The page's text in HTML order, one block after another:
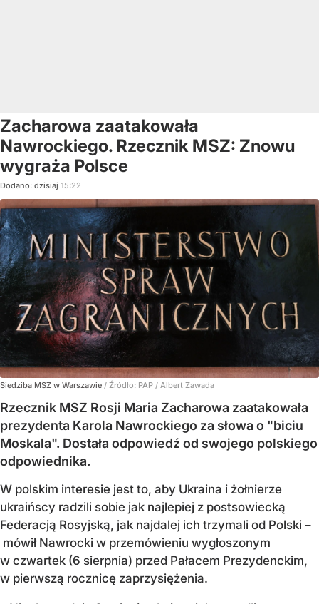
Zacharowa zaatakowała
Nawrockiego. Rzecznik MSZ: Znowu
wygraża Polsce
Dodano: dzisiaj 15:22
Siedziba MSZ w Warszawie / Źródło: PAP / Albert Zawada
Rzecznik MSZ Rosji Maria Zacharowa zaatakowała
prezydenta Karola Nawrockiego za słowa o "biciu
Moskala". Dostała odpowiedź od swojego polskiego
odpowiednika.
W polskim interesie jest to, aby Ukraina i żołnierze
ukraińscy radzili sobie jak najlepiej z postsowiecką
Federacją Rosyjską, jak najdalej ich trzymali od Polski –
mówił Nawrocki w przemówieniu wygłoszonym
w czwartek (6 sierpnia) przed Pałacem Prezydenckim,
w pierwszą rocznicę zaprzysiężenia.